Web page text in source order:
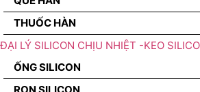
THUỐC HÀN
ĐẠI LÝ SILICON CHỊU NHIỆT -KEO
ỐNG SILICON